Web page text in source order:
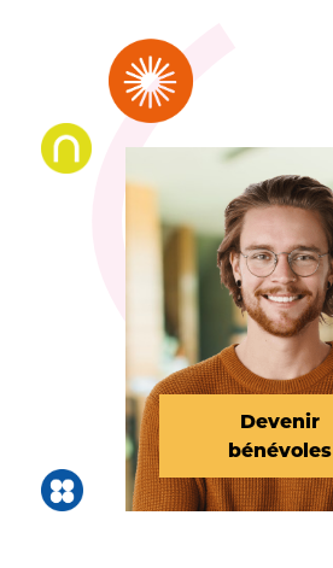
Devenir
bénévoles